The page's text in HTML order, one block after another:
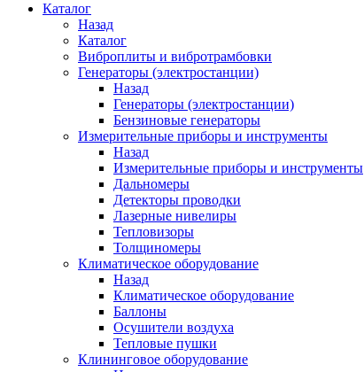
Каталог
Назад
Каталог
Виброплиты и вибротрамбовки
Генераторы (электростанции)
Назад
Генераторы (электростанции)
Бензиновые генераторы
Измерительные приборы и инструменты
Назад
Измерительные приборы и инструменты
Дальномеры
Детекторы проводки
Лазерные нивелиры
Тепловизоры
Толщиномеры
Климатическое оборудование
Назад
Климатическое оборудование
Баллоны
Осушители воздуха
Тепловые пушки
Клининговое оборудование